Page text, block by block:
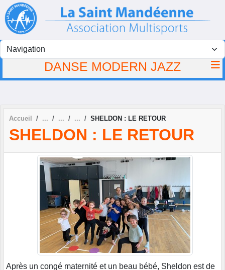
DANSE MODERN JAZZ
Accueil SHELDON : LE RETOUR
SHELDON : LE RETOUR
Après un congé maternité et un beau bébé, Sheldon est de
Panneau de gestion des cookies